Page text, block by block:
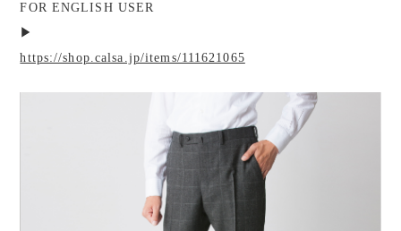
FOR ENGLISH USER
▶︎
https://shop.calsa.jp/items/111621065